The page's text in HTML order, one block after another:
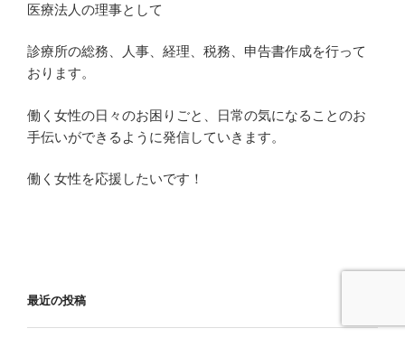
医療法人の理事として
診療所の総務、人事、経理、税務、申告書作成を行って
おります。
働く女性の日々のお困りごと、日常の気になることのお
手伝いができるように発信していきます。
働く女性を応援したいです！
最近の投稿